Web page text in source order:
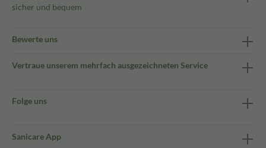
sicher und bequem
Bewerte uns
Vertraue unserem mehrfach ausgezeichneten Service
Folge uns
Sanicare App